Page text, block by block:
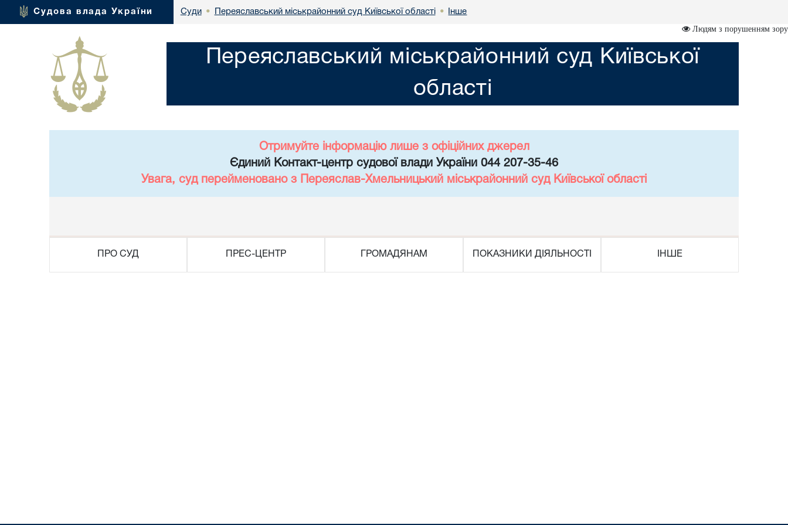
Судова влада України Суди • Переяславський міськрайонний суд Київської області • Інше
Людям з порушенням зору
Переяславський міськрайонний суд Київської
області
Отримуйте інформацію лише з офіційних джерел
Єдиний Контакт-центр судової влади України 044 207-35-46
Увага, суд перейменовано з Переяслав-Хмельницький міськрайонний суд Київської області
ПРО СУД ПРЕС-ЦЕНТР ГРОМАДЯНАМ ПОКАЗНИКИ ДІЯЛЬНОСТІ ІНШЕ